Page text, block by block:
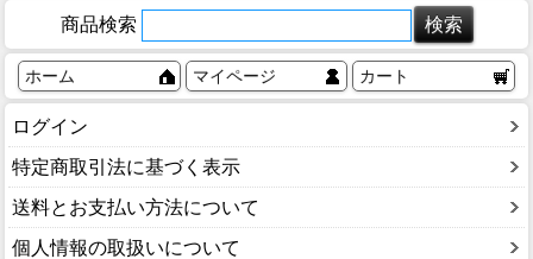
商品検索
ホーム マイページ カート
ログイン
特定商取引法に基づく表示
送料とお支払い方法について
個人情報の取扱いについて